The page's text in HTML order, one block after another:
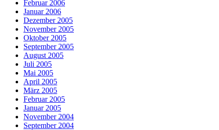
Februar 2006
Januar 2006
Dezember 2005
November 2005
Oktober 2005
September 2005
August 2005
Juli 2005
Mai 2005
April 2005
März 2005
Februar 2005
Januar 2005
November 2004
September 2004